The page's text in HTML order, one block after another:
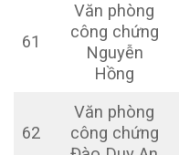
61
Văn phòng
công chứng
Nguyễn
Hồng
62
Văn phòng
công chứng